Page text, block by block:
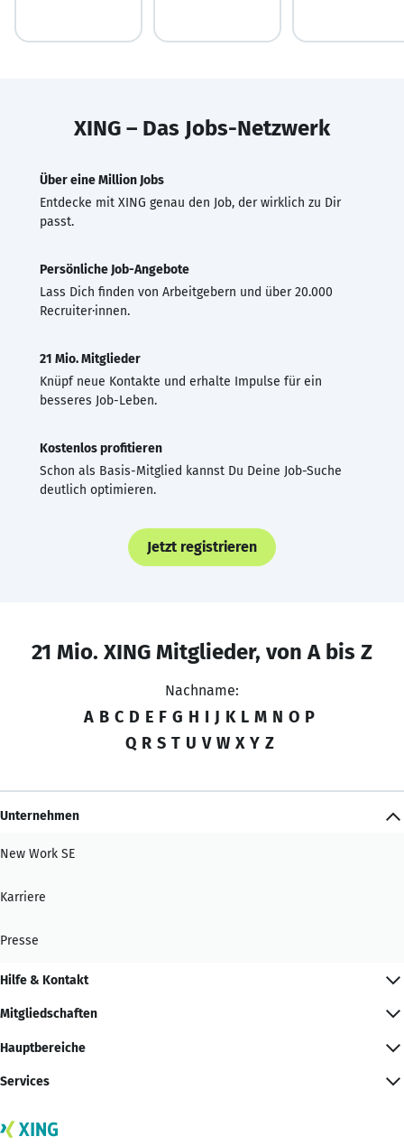
XING – Das Jobs-Netzwerk
Über eine Million Jobs
Entdecke mit XING genau den Job, der wirklich zu Dir
passt.
Persönliche Job-Angebote
Lass Dich finden von Arbeitgebern und über 20.000
Recruiter·innen.
21 Mio. Mitglieder
Knüpf neue Kontakte und erhalte Impulse für ein
besseres Job-Leben.
Kostenlos profitieren
Schon als Basis-Mitglied kannst Du Deine Job-Suche
deutlich optimieren.
Jetzt registrieren
21 Mio. XING Mitglieder, von A bis Z
Nachname:
A B C D E F G H I J K L M N O P
Q R S T U V W X Y Z
Unternehmen
New Work SE
Karriere
Presse
Hilfe & Kontakt
Mitgliedschaften
Hauptbereiche
Services